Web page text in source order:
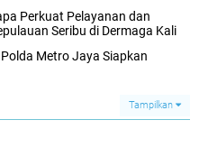
Perkuat Pelayanan dan
Seribu di Dermaga Kali
Metro Jaya Siapkan
Tampilkan